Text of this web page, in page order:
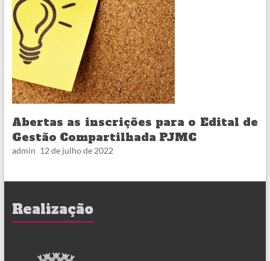
Abertas as inscrições para o Edital de
Gestão Compartilhada PJMC
admin 12 de julho de 2022
Realização